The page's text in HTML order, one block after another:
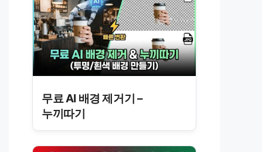
무료 AI 배경 제거기 –
누끼따기